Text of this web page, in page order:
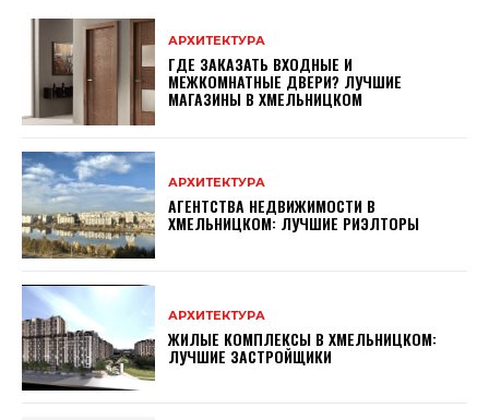
АРХИТЕКТУРА
ГДЕ ЗАКАЗАТЬ ВХОДНЫЕ И
МЕЖКОМНАТНЫЕ ДВЕРИ? ЛУЧШИЕ
МАГАЗИНЫ В ХМЕЛЬНИЦКОМ
АРХИТЕКТУРА
АГЕНТСТВА НЕДВИЖИМОСТИ В
ХМЕЛЬНИЦКОМ: ЛУЧШИЕ РИЭЛТОРЫ
АРХИТЕКТУРА
ЖИЛЫЕ КОМПЛЕКСЫ В ХМЕЛЬНИЦКОМ:
ЛУЧШИЕ ЗАСТРОЙЩИКИ